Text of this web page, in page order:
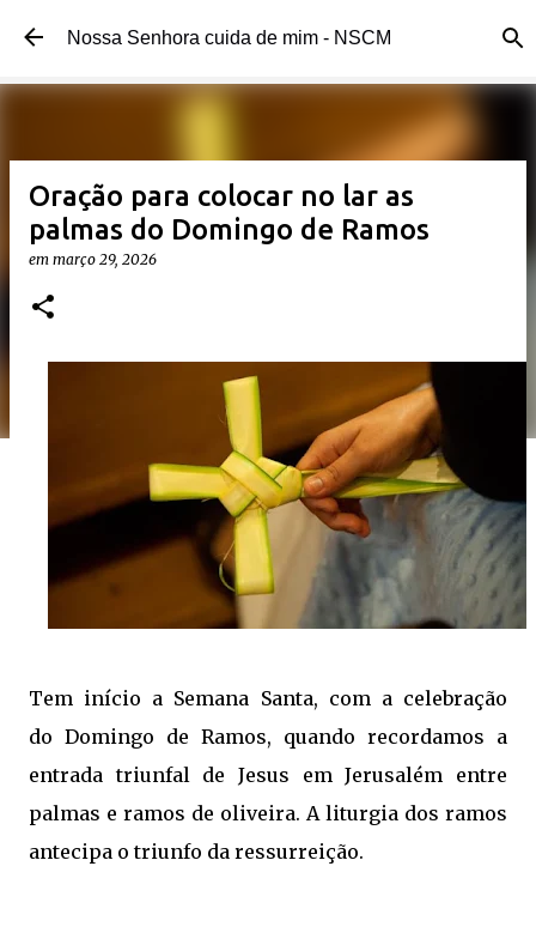
Pular para o conteúdo principal
Nossa Senhora cuida de mim - NSCM
Oração para colocar no lar as
palmas do Domingo de Ramos
em março 29, 2026
Tem início a Semana Santa, com a celebração
do Domingo de Ramos, quando recordamos a
entrada triunfal de Jesus em Jerusalém entre
palmas e ramos de oliveira. A liturgia dos ramos
antecipa o triunfo da ressurreição.